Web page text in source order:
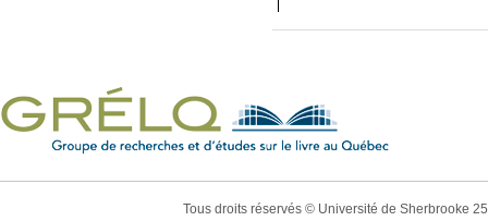
Tous droits réservés © Université de Sherbrooke